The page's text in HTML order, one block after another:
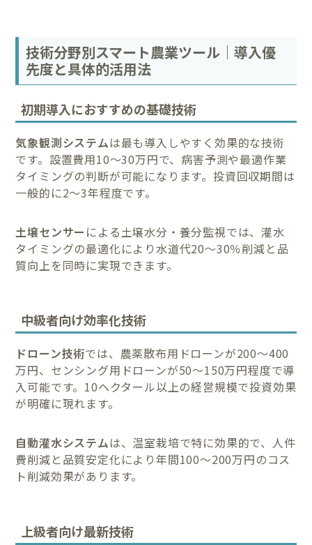
技術分野別スマート農業ツール｜導入優
先度と具体的活用法
初期導入におすすめの基礎技術
気象観測システムは最も導入しやすく効果的な技術
です。設置費用10〜30万円で、病害予測や最適作業
タイミングの判断が可能になります。投資回収期間は
一般的に2〜3年程度です。
土壌センサー による土壌水分・養分監視では、灌水
タイミングの最適化により水道代20〜30％削減と品
質向上を同時に実現できます。
中級者向け効率化技術
ドローン技術では、農薬散布用ドローンが200〜400
万円、センシング用ドローンが50〜150万円程度で導
入可能です。10ヘクタール以上の経営規模で投資効果
が明確に現れます。
自動灌水システムは、温室栽培で特に効果的で、人件
費削減と品質安定化により年間100〜200万円のコス
ト削減効果があります。
上級者向け最新技術